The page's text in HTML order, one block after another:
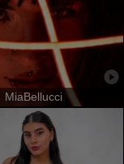
MiaBellucci